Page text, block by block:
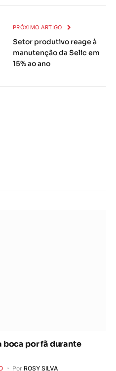
PRÓXIMO ARTIGO
Setor produtivo reage à
manutenção da Selic em
15% ao ano
boca por fã durante
Por ROSY SILVA